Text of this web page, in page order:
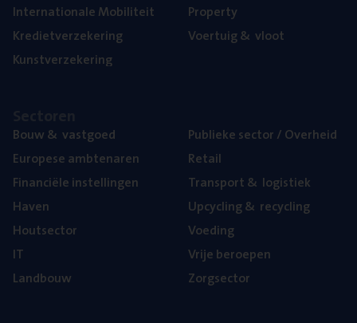
Inter­na­ti­o­na­le Mobiliteit
Kre­diet­ver­ze­ke­ring
Kunst­ver­ze­ke­ring
Pro­per­ty
Voer­tuig& vloot
Bouw& vastgoed
Euro­pe­se ambtenaren
Finan­ci­ë­le instellingen
Haven
Hout­sec­tor
IT
Land­bouw
Publie­ke sec­tor / Overheid
Retail
Trans­port& logistiek
Upcy­cling& recycling
Voe­ding
Vrije beroe­pen
Zorg­sec­tor